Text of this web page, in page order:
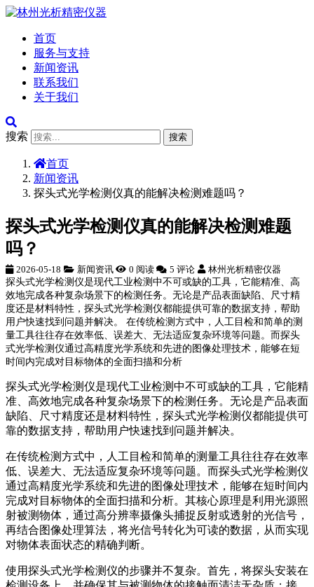
首页
服务与支持
新闻资讯
联系我们
关于我们
搜索 搜索
首页
新闻资讯
探头式光学检测仪真的能解决检测难题吗？
探头式光学检测仪真的能解决检测难题
吗？
2026-05-18 新闻资讯 0 阅读 5 评论 林州光析精密仪器
探头式光学检测仪是现代工业检测中不可或缺的工具，它能精准、高
效地完成各种复杂场景下的检测任务。无论是产品表面缺陷、尺寸精
度还是材料特性，探头式光学检测仪都能提供可靠的数据支持，帮助
用户快速找到问题并解决。 在传统检测方式中，人工目检和简单的测
量工具往往存在效率低、误差大、无法适应复杂环境等问题。而探头
式光学检测仪通过高精度光学系统和先进的图像处理技术，能够在短
时间内完成对目标物体的全面扫描和分析
探头式光学检测仪是现代工业检测中不可或缺的工具，它能精
准、高效地完成各种复杂场景下的检测任务。无论是产品表面
缺陷、尺寸精度还是材料特性，探头式光学检测仪都能提供可
靠的数据支持，帮助用户快速找到问题并解决。
在传统检测方式中，人工目检和简单的测量工具往往存在效率
低、误差大、无法适应复杂环境等问题。而探头式光学检测仪
通过高精度光学系统和先进的图像处理技术，能够在短时间内
完成对目标物体的全面扫描和分析。其核心原理是利用光源照
射被测物体，通过高分辨率摄像头捕捉反射或透射的光信号，
再结合图像处理算法，将光信号转化为可读的数据，从而实现
对物体表面状态的精确判断。
使用探头式光学检测仪的步骤并不复杂。首先，将探头安装在